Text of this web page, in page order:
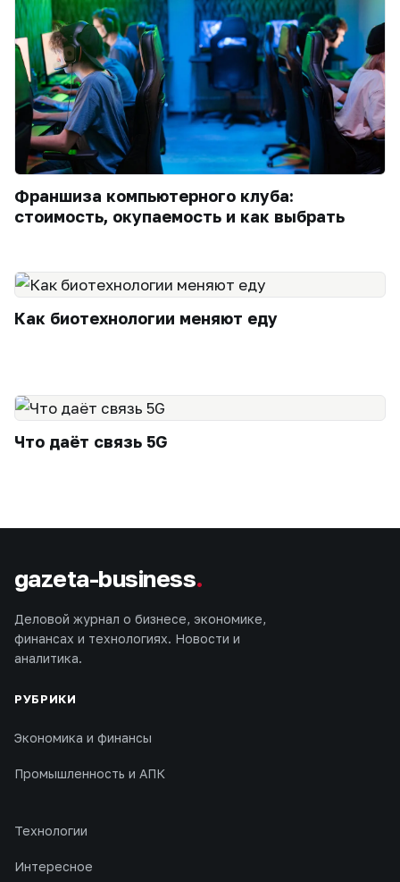
Франшиза компьютерного клуба:
стоимость, окупаемость и как выбрать
Как биотехнологии меняют еду
Что даёт связь 5G
gazeta-business.
Деловой журнал о бизнесе, экономике,
финансах и технологиях. Новости и
аналитика.
РУБРИКИ
Экономика и финансы
Промышленность и АПК
Технологии
Интересное